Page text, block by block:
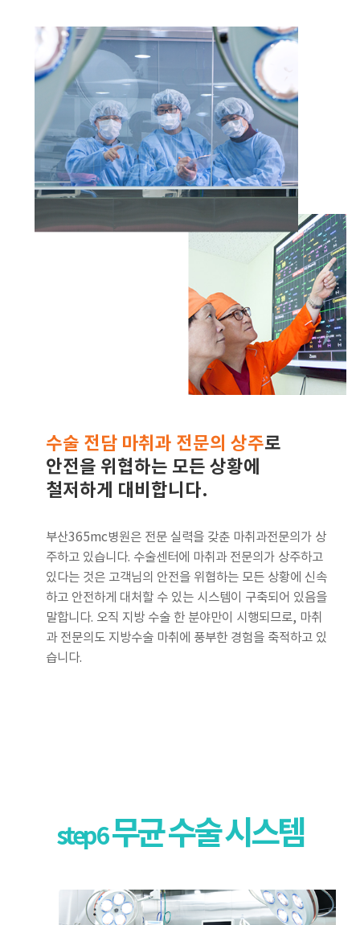
수술 전담 마취과 전문의 상주로
안전을 위협하는 모든 상황에
철저하게 대비합니다.
부산365mc병원은 전문 실력을 갖춘 마취과전문의가 상
주하고 있습니다. 수술센터에 마취과 전문의가 상주하고
있다는 것은 고객님의 안전을 위협하는 모든 상황에 신속
하고 안전하게 대처할 수 있는 시스템이 구축되어 있음을
말합니다. 오직 지방 수술 한 분야만이 시행되므로, 마취
과 전문의도 지방수술 마취에 풍부한 경험을 축적하고 있
습니다.
step 6무균 수술 시스템